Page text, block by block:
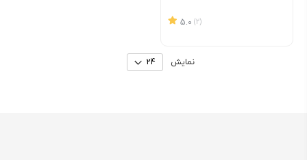
5.0 (2)
نمایش